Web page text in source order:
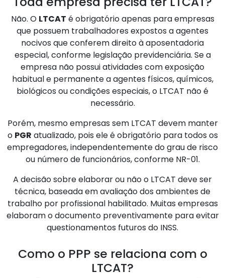
Não. O LTCAT é obrigatório apenas para empresas
que possuem trabalhadores expostos a agentes
nocivos que conferem direito à aposentadoria
especial, conforme legislação previdenciária. Se a
empresa não possui atividades com exposição
habitual e permanente a agentes físicos, químicos,
biológicos ou condições especiais, o LTCAT não é
necessário.
Porém, mesmo empresas sem LTCAT devem manter
o PGR atualizado, pois ele é obrigatório para todos os
empregadores, independentemente do grau de risco
ou número de funcionários, conforme NR-01.
A decisão sobre elaborar ou não o LTCAT deve ser
técnica, baseada em avaliação dos ambientes de
trabalho por profissional habilitado. Muitas empresas
elaboram o documento preventivamente para evitar
questionamentos futuros do INSS.
Como o PPP se relaciona com o
LTCAT?